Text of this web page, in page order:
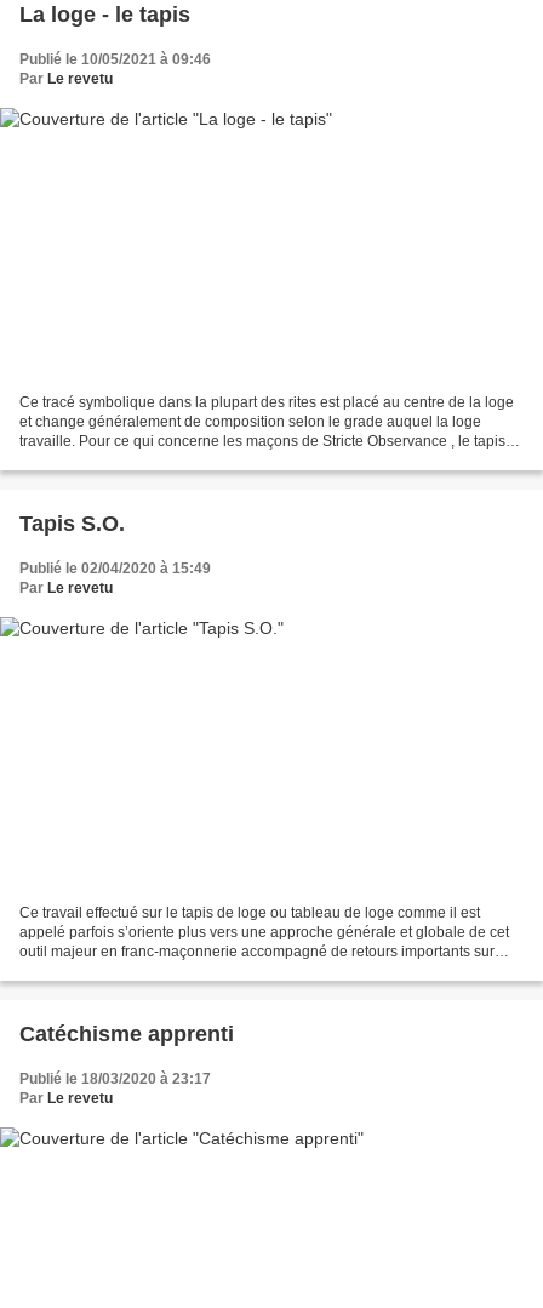
La loge - le tapis
Publié le 10/05/2021 à 09:46
Par Le revetu
Ce tracé symbolique dans la plupart des rites est placé au centre de la loge
et change généralement de composition selon le grade auquel la loge
travaille. Pour ce qui concerne les maçons de Stricte Observance , le tapis
Tapis S.O.
Publié le 02/04/2020 à 15:49
Par Le revetu
Ce travail effectué sur le tapis de loge ou tableau de loge comme il est
appelé parfois s’oriente plus vers une approche générale et globale de cet
outil majeur en franc-maçonnerie accompagné de retours importants sur
Catéchisme apprenti
Publié le 18/03/2020 à 23:17
Par Le revetu